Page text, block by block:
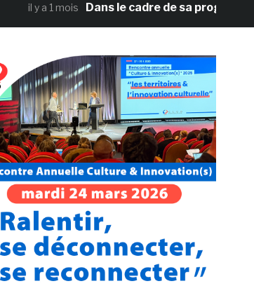
il y a 1 mois Dans le cadre de sa